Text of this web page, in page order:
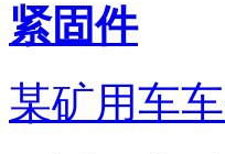
紧固件
某矿用车